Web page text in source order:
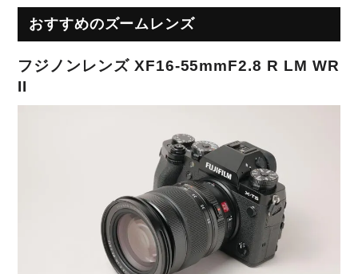
おすすめのズームレンズ
フジノンレンズ XF16-55mmF2.8 R LM WR
II